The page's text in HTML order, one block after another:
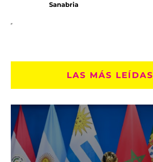
Sanabria
LAS MÁS LEÍDAS